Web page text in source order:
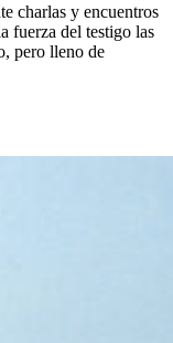
charlas y encuentros
fuerza del testigo las
pero lleno de